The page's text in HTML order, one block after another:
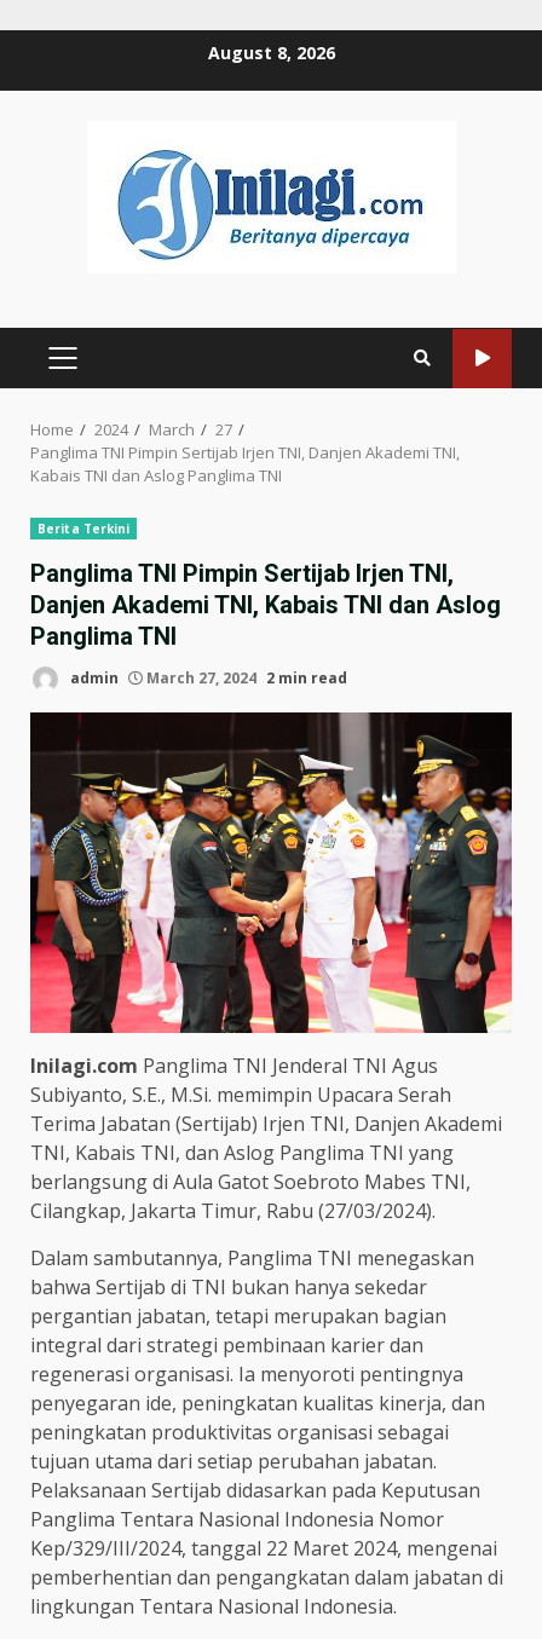
August 8, 2026
PRIMARY
Home 2024 March
27
Panglima TNI Pimpin Sertijab Irjen TNI, Danjen Akademi TNI,
Kabais TNI dan Aslog Panglima TNI
Berita Terkini
Panglima TNI Pimpin Sertijab Irjen TNI,
Danjen Akademi TNI, Kabais TNI dan Aslog
Panglima TNI
admin March 27, 2024 2 min read
Inilagi.com Panglima TNI Jenderal TNI Agus
Subiyanto, S.E., M.Si. memimpin Upacara Serah
Terima Jabatan (Sertijab) Irjen TNI, Danjen Akademi
TNI, Kabais TNI, dan Aslog Panglima TNI yang
berlangsung di Aula Gatot Soebroto Mabes TNI,
Cilangkap, Jakarta Timur, Rabu (27/03/2024).
Dalam sambutannya, Panglima TNI menegaskan
bahwa Sertijab di TNI bukan hanya sekedar
pergantian jabatan, tetapi merupakan bagian
integral dari strategi pembinaan karier dan
regenerasi organisasi. Ia menyoroti pentingnya
penyegaran ide, peningkatan kualitas kinerja, dan
peningkatan produktivitas organisasi sebagai
tujuan utama dari setiap perubahan jabatan.
Pelaksanaan Sertijab didasarkan pada Keputusan
Panglima Tentara Nasional Indonesia Nomor
Kep/329/III/2024, tanggal 22 Maret 2024, mengenai
pemberhentian dan pengangkatan dalam jabatan di
lingkungan Tentara Nasional Indonesia.